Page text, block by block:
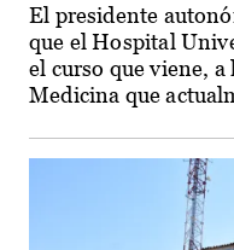
El presidente
que el Hospital
el curso que viene,
Medicina que